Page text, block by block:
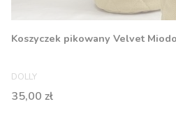
Koszyczek pikowany Velvet
PRODUCENT
DOLLY
Cena
35,00 zł